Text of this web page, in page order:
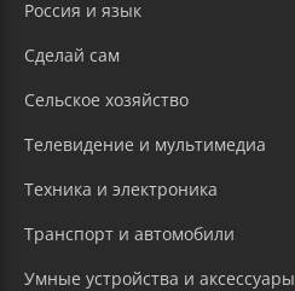
Россия и язык
Сделай сам
Сельское хозяйство
Телевидение и мультимедиа
Техника и электроника
Транспорт и автомобили
Умные устройства и аксессуары